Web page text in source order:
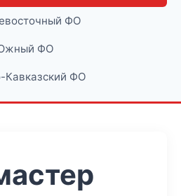
ФО
ФО
Кавказский ФО